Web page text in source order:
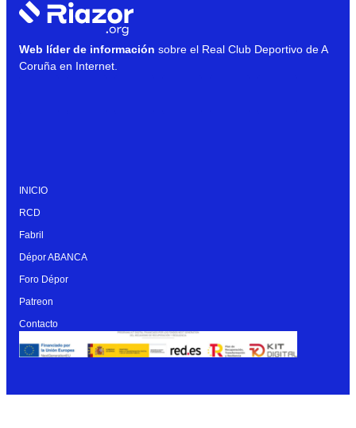
Web líder de información sobre el Real Club Deportivo de A
Coruña en Internet.
INICIO
RCD
Fabril
Dépor ABANCA
Foro Dépor
Patreon
Contacto